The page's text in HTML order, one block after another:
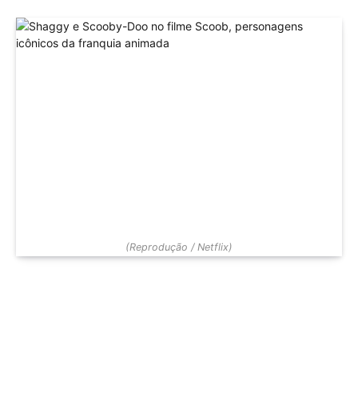
(Reprodução / Netflix)